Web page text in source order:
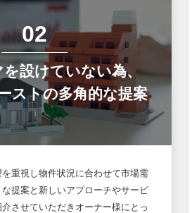
02
設けていない為、
ストの多角的な提案
重視し物件状況に合わせて市場需
提案と新しいアプローチやサービ
させていただきオーナー様にとっ